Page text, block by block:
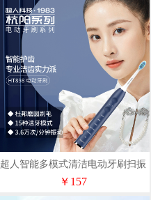
超人智能多模式清洁电动牙刷扫振
一体HT898
￥157